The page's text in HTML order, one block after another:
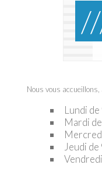
Nous vous
Lundi
Mardi
Jeudi